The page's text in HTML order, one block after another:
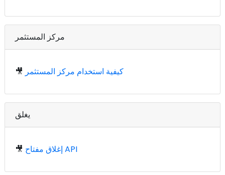
مركز المستثمر
🎥 كيفية استخدام مركز المستثمر
يغلق
🎥 إغلاق مفتاح API